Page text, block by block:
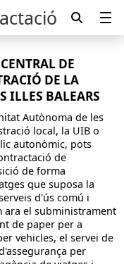
DE
DE LA
ILLES BALEARS
Autònoma de les
local, la UIB o
autonòmic, pots
de
de forma
que suposa la
d'ús comú i
ara el subministrament
de paper per a
vehicles, el servei de
per